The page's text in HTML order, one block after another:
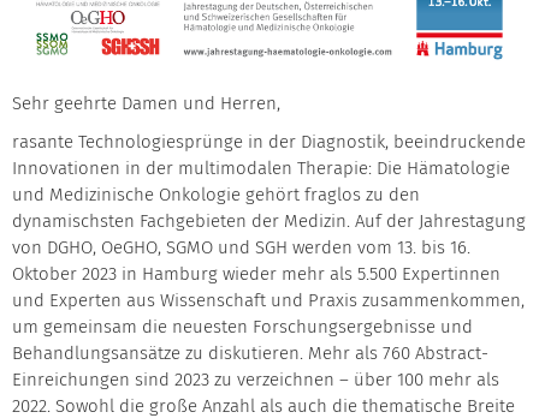
Sehr geehrte Damen und Herren,
rasante Technologiesprünge in der Diagnostik, beeindruckende
Innovationen in der multimodalen Therapie: Die Hämatologie
und Medizinische Onkologie gehört fraglos zu den
dynamischsten Fachgebieten der Medizin. Auf der Jahrestagung
von DGHO, OeGHO, SGMO und SGH werden vom 13. bis 16.
Oktober 2023 in Hamburg wieder mehr als 5.500 Expertinnen
und Experten aus Wissenschaft und Praxis zusammenkommen,
um gemeinsam die neuesten Forschungsergebnisse und
Behandlungsansätze zu diskutieren. Mehr als 760 Abstract-
Einreichungen sind 2023 zu verzeichnen – über 100 mehr als
2022. Sowohl die große Anzahl als auch die thematische Breite